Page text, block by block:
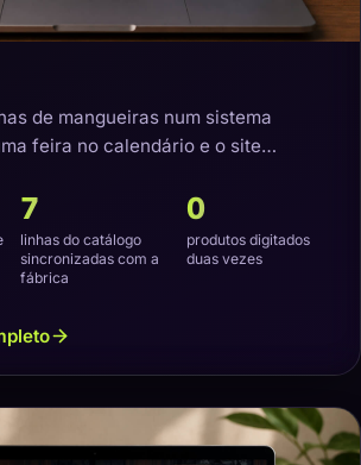
de mangueiras num sistema
feira no calendário e o site
7
linhas do catálogo
sincronizadas com a
fábrica
0
produtos digitados
duas vezes